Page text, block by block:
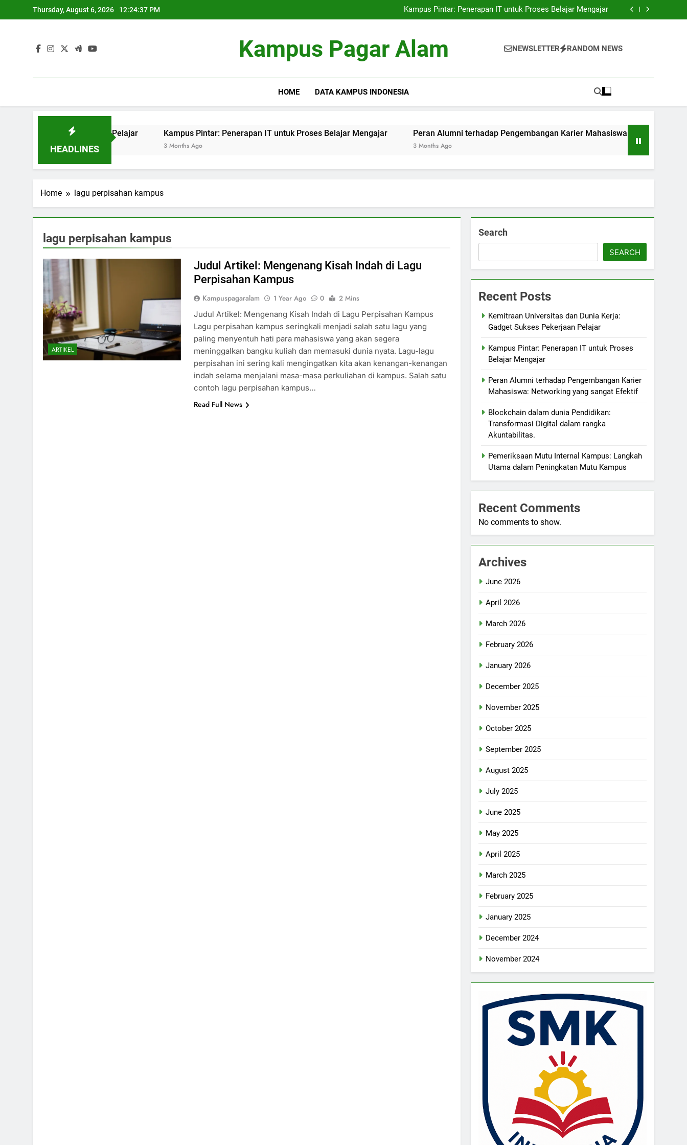
to
Thursday, August 6, 2026 12:24:37 PM
Kampus Pintar: Penerapan IT untuk Proses Belajar Mengajar
Peran Alumni terhadap Pengembangan Karier Mahasiswa: Networking yang
Kampus Pintar: Penerapan IT untuk Proses Belajar Mengajar
Peran Alumni terhadap Pengembangan Karier Mahasiswa: Networking yang
Kampus Pagar Alam NEWSLETTER RANDOM NEWS
HOME DATA KAMPUS INDONESIA
HEADLINES
Sukses Pekerjaan Pelajar Kampus Pintar: Penerapan IT untuk Proses Belajar Mengajar
3 Months Ago
Peran Alumni terhadap Pengembangan Karier Mahasiswa: Networking yang
3 Months Ago
Home lagu perpisahan kampus
lagu perpisahan kampus
ARTIKEL
Judul Artikel: Mengenang Kisah Indah di Lagu
Perpisahan Kampus
Kampuspagaralam 1 Year Ago 0
2 Mins
Judul Artikel: Mengenang Kisah Indah di Lagu Perpisahan Kampus
Lagu perpisahan kampus seringkali menjadi salah satu lagu yang
paling menyentuh hati para mahasiswa yang akan segera
meninggalkan bangku kuliah dan memasuki dunia nyata. Lagu-lagu
perpisahan ini sering kali mengingatkan kita akan kenangan-kenangan
indah selama menjalani masa-masa perkuliahan di kampus. Salah satu
contoh lagu perpisahan kampus…
Read Full News
Search
SEARCH
Recent Posts
Kemitraan Universitas dan Dunia Kerja:
Gadget Sukses Pekerjaan Pelajar
Kampus Pintar: Penerapan IT untuk Proses
Belajar Mengajar
Peran Alumni terhadap Pengembangan Karier
Mahasiswa: Networking yang sangat Efektif
Blockchain dalam dunia Pendidikan:
Transformasi Digital dalam rangka
Akuntabilitas.
Pemeriksaan Mutu Internal Kampus: Langkah
Utama dalam Peningkatan Mutu Kampus
Recent Comments
No comments to show.
Archives
June 2026
April 2026
March 2026
February 2026
January 2026
December 2025
November 2025
October 2025
September 2025
August 2025
July 2025
June 2025
May 2025
April 2025
March 2025
February 2025
January 2025
December 2024
November 2024